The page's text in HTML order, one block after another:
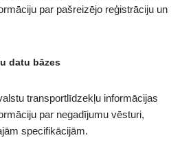
par pašreizējo reģistrāciju un
datu bāzes
transportlīdzekļu informācijas
par negadījumu vēsturi,
specifikācijām.